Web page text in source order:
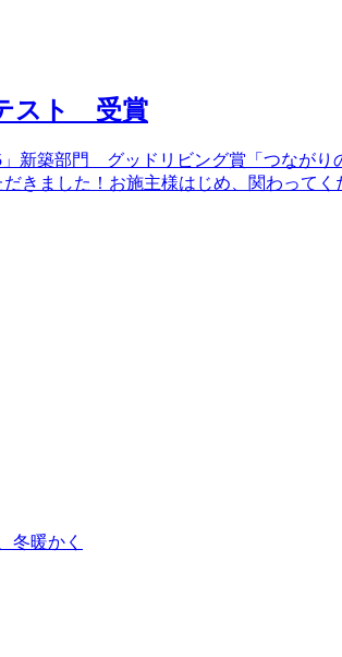
スト 受賞
」新築部門 グッドリビング賞「つなが
きました！お施主様はじめ、関わって
冬暖かく